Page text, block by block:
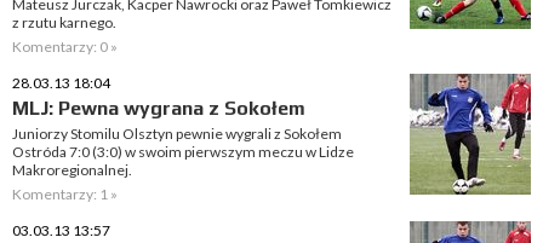
Mateusz Jurczak, Kacper Nawrocki oraz Paweł Tomkiewicz
z rzutu karnego.
Komentarzy: 0 »
28.03.13 18:04
MLJ: Pewna wygrana z Sokołem
Juniorzy Stomilu Olsztyn pewnie wygrali z Sokołem
Ostróda 7:0 (3:0) w swoim pierwszym meczu w Lidze
Makroregionalnej.
Komentarzy: 1 »
03.03.13 13:57